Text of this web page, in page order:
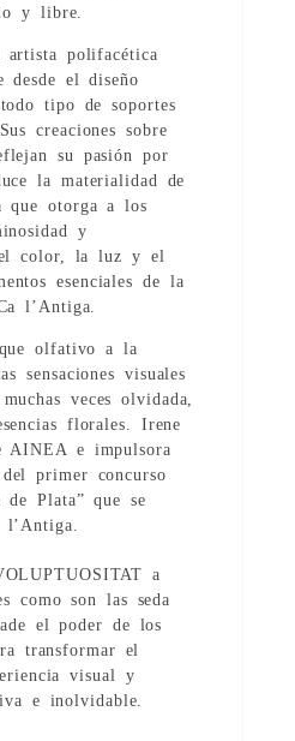
y libre.
artista polifacética
desde el diseño
tipo de soportes
creaciones sobre
su pasión por
la materialidad de
que otorga a los
y
el color, la luz y el
esenciales de la
l’Antiga.
olfativo a la
sensaciones visuales
veces olvidada,
florales. Irene
AINEA e impulsora
primer concurso
de Plata” que se
l’Antiga.
a
como son las seda
el poder de los
transformar el
visual y
e inolvidable.